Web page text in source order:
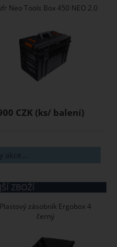
Neo Tools Box 450 NEO 2.0
CZK
...
ZBOŽÍ
Plastový zásobník Ergobox 4
černý